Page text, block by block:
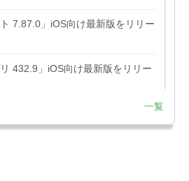
ト 7.87.0」iOS向け最新版をリリー
リ 432.9」iOS向け最新版をリリー
一覧